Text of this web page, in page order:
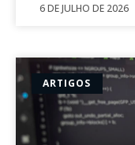
6 DE JULHO DE 2026
ARTIGOS